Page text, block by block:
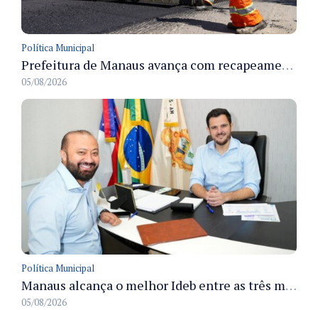
Política Municipal
Prefeitura de Manaus avança com recapeamento no Parque Rio Solimões e cobre cerca de 30 ruas
05/08/2026
Política Municipal
Manaus alcança o melhor Ideb entre as três maiores redes municipais do país em 2025 com avanço na aprendizagem
05/08/2026